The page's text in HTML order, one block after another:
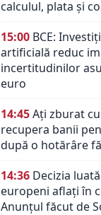
calculul, plata și
15:00 BCE:
artificială reduc
incertitudinilor
euro
14:45Ați zburat
recupera banii
după o hotărâre
14:36 Decizia
europeni aflați în
Anunțul făcut de